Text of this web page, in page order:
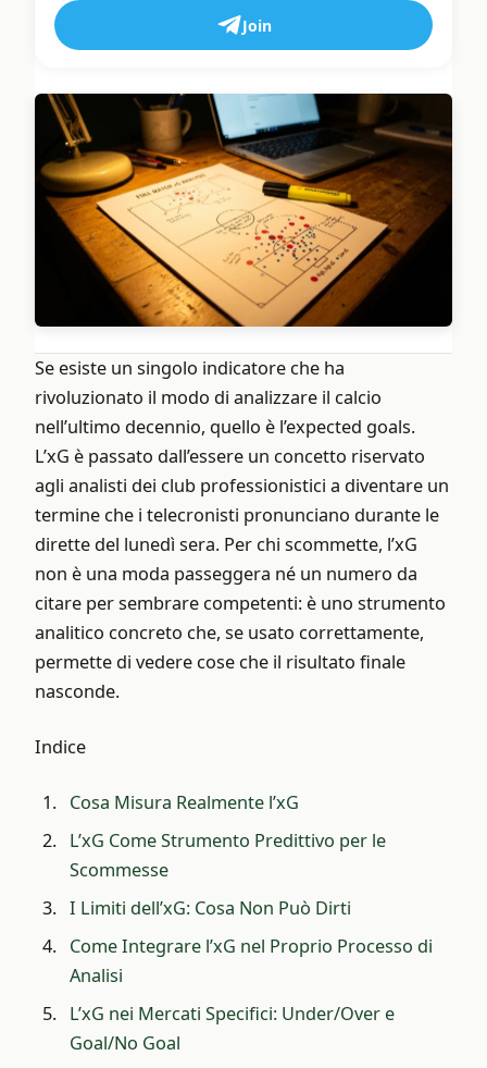
Join
Se esiste un singolo indicatore che ha
rivoluzionato il modo di analizzare il calcio
nell’ultimo decennio, quello è l’expected goals.
L’xG è passato dall’essere un concetto riservato
agli analisti dei club professionistici a diventare un
termine che i telecronisti pronunciano durante le
dirette del lunedì sera. Per chi scommette, l’xG
non è una moda passeggera né un numero da
citare per sembrare competenti: è uno strumento
analitico concreto che, se usato correttamente,
permette di vedere cose che il risultato finale
nasconde.
Indice
Cosa Misura Realmente l’xG
L’xG Come Strumento Predittivo per le
Scommesse
I Limiti dell’xG: Cosa Non Può Dirti
Come Integrare l’xG nel Proprio Processo di
Analisi
L’xG nei Mercati Specifici: Under/Over e
Goal/No Goal